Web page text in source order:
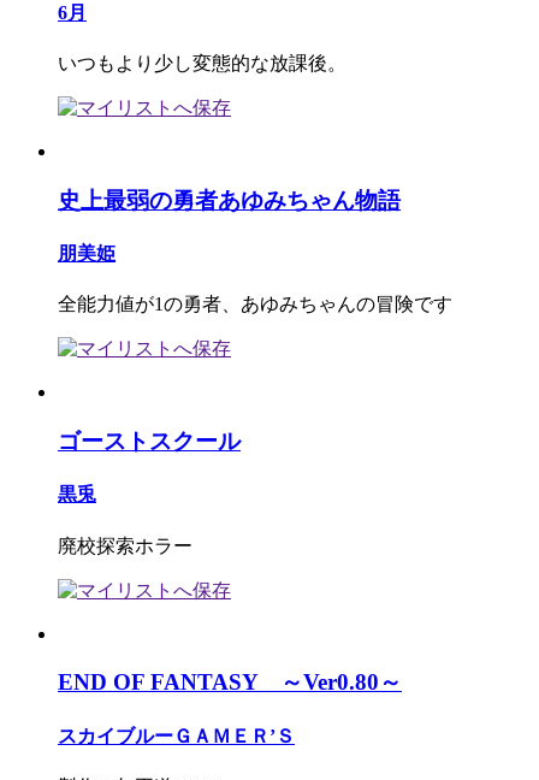
6月
いつもより少し変態的な放課後。
史上最弱の勇者あゆみちゃん物語
朋美姫
全能力値が1の勇者、あゆみちゃんの冒険です
ゴーストスクール
黒兎
廃校探索ホラー
END OF FANTASY ～Ver0.80～
スカイブルーＧＡＭＥＲ’Ｓ